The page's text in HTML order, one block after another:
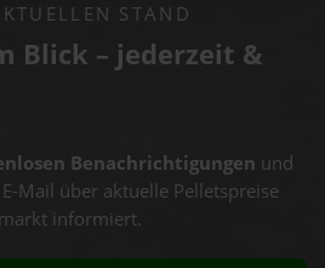
STAND
Blick – jederzeit &
Benachrichtigungen und
Mail über aktuelle Pelletspreise
informiert.